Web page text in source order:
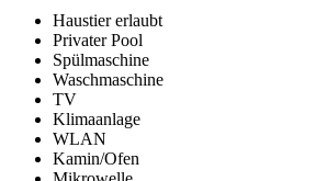
Haustier erlaubt
Privater Pool
Spülmaschine
Waschmaschine
TV
Klimaanlage
WLAN
Kamin/Ofen